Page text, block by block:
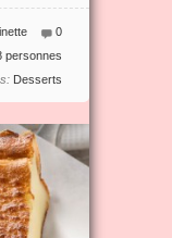
0
personnes
Desserts